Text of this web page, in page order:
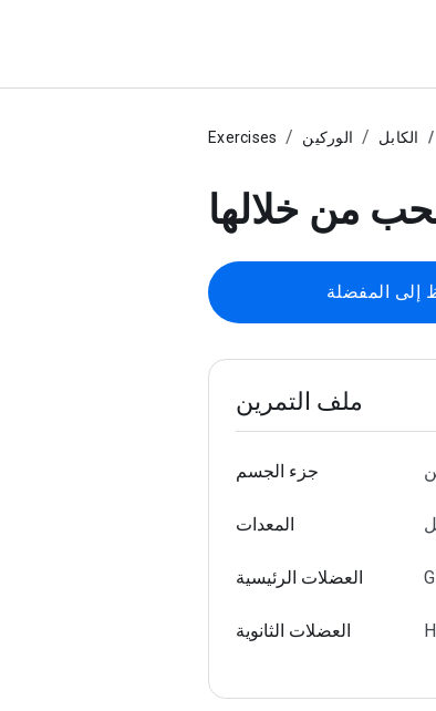
Exercises الوركين الكابل
من خلالها
إلى المفضلة
ملف التمرين
جزء الجسم
المعدات
العضلات الرئيسية
العضلات الثانوية